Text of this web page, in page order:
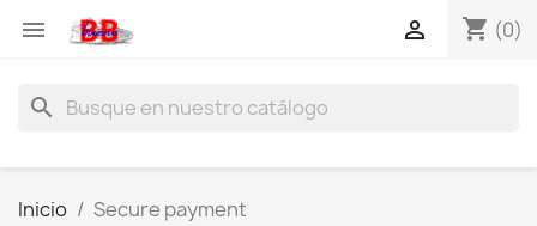
 shopping_cart (0)

search
Inicio Secure payment